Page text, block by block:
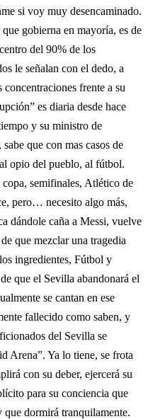
si voy muy desencaminado.
gobierna en mayoría, es de
del 90% de los
le señalan con el dedo, a
frente a su
es diaria desde hace
y su ministro de
que con mas casos de
opio del pueblo, al fútbol.
semifinales, Atlético de
pero… necesito algo más,
dándole caña a Messi, vuelve
que mezclar una tragedia
ingredientes, Fútbol y
que el Sevilla abandonará el
se cantan en ese
fallecido como saben, y
del Sevilla se
Arena”. Ya lo tiene, se frota
con su deber, ejercerá su
para su conciencia que
que dormirá tranquilamente.